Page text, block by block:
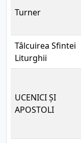
Turner
Tâlcuirea Sfintei
Liturghii
UCENICI ȘI
APOSTOLI